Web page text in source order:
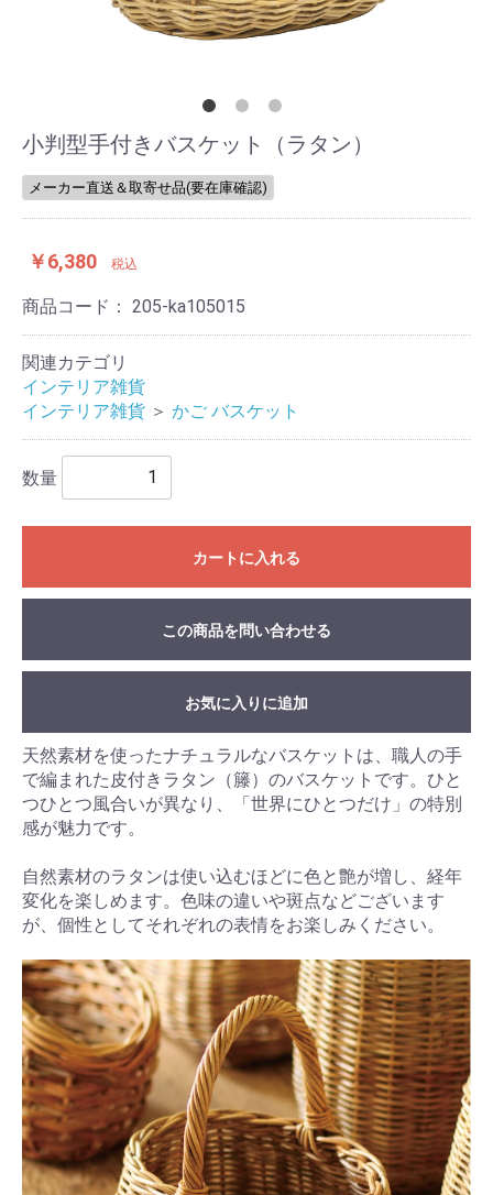
小判型手付きバスケット（ラタン）
メーカー直送＆取寄せ品(要在庫確認)
￥6,380 税込
商品コード： 205-ka105015
関連カテゴリ
インテリア雑貨
インテリア雑貨 ＞ かご バスケット
数量
カートに入れる
この商品を問い合わせる
お気に入りに追加
天然素材を使ったナチュラルなバスケットは、職人の手
で編まれた皮付きラタン（籐）のバスケットです。ひと
つひとつ風合いが異なり、「世界にひとつだけ」の特別
感が魅力です。
自然素材のラタンは使い込むほどに色と艶が増し、経年
変化を楽しめます。色味の違いや斑点などございます
が、個性としてそれぞれの表情をお楽しみください。